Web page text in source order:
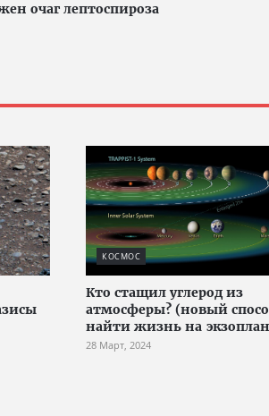
очаг лептоспироза
КОСМОС
Кто стащил углерод из
атмосферы? (новый
найти жизнь на
28 Март, 2024